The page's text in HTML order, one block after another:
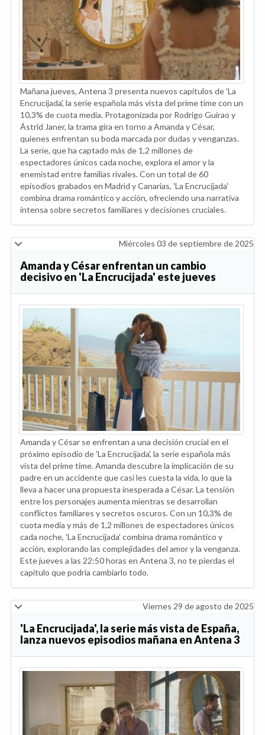
Mañana jueves, Antena 3 presenta nuevos capítulos de 'La
Encrucijada', la serie española más vista del prime time con un
10,3% de cuota media. Protagonizada por Rodrigo Guirao y
Ástrid Janer, la trama gira en torno a Amanda y César,
quienes enfrentan su boda marcada por dudas y venganzas.
La serie, que ha captado más de 1,2 millones de
espectadores únicos cada noche, explora el amor y la
enemistad entre familias rivales. Con un total de 60
episodios grabados en Madrid y Canarias, 'La Encrucijada'
combina drama romántico y acción, ofreciendo una narrativa
intensa sobre secretos familiares y decisiones cruciales.
Miércoles 03 de septiembre de 2025
Amanda y César enfrentan un cambio
decisivo en 'La Encrucijada' este jueves
Amanda y César se enfrentan a una decisión crucial en el
próximo episodio de 'La Encrucijada', la serie española más
vista del prime time. Amanda descubre la implicación de su
padre en un accidente que casi les cuesta la vida, lo que la
lleva a hacer una propuesta inesperada a César. La tensión
entre los personajes aumenta mientras se desarrollan
conflictos familiares y secretos oscuros. Con un 10,3% de
cuota media y más de 1,2 millones de espectadores únicos
cada noche, 'La Encrucijada' combina drama romántico y
acción, explorando las complejidades del amor y la venganza.
Este jueves a las 22:50 horas en Antena 3, no te pierdas el
capítulo que podría cambiarlo todo.
Viernes 29 de agosto de 2025
'La Encrucijada', la serie más vista de España,
lanza nuevos episodios mañana en Antena 3